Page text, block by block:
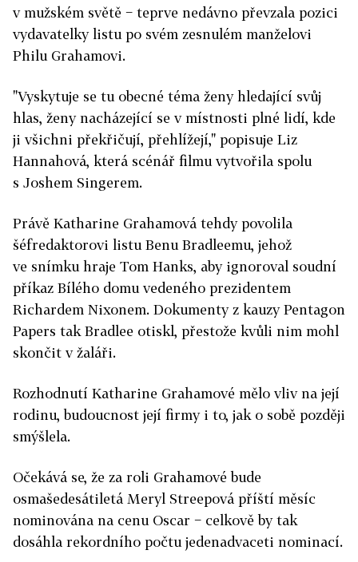
v mužském světě − teprve nedávno převzala pozici
vydavatelky listu po svém zesnulém manželovi
Philu Grahamovi.
"Vyskytuje se tu obecné téma ženy hledající svůj
hlas, ženy nacházející se v místnosti plné lidí, kde
ji všichni překřičují, přehlížejí," popisuje Liz
Hannahová, která scénář filmu vytvořila spolu
s Joshem Singerem.
Právě Katharine Grahamová tehdy povolila
šéfredaktorovi listu Benu Bradleemu, jehož
ve snímku hraje Tom Hanks, aby ignoroval soudní
příkaz Bílého domu vedeného prezidentem
Richardem Nixonem. Dokumenty z kauzy Pentagon
Papers tak Bradlee otiskl, přestože kvůli nim mohl
skončit v žaláři.
Rozhodnutí Katharine Grahamové mělo vliv na její
rodinu, budoucnost její firmy i to, jak o sobě později
smýšlela.
Očekává se, že za roli Grahamové bude
osmašedesátiletá Meryl Streepová příští měsíc
nominována na cenu Oscar − celkově by tak
dosáhla rekordního počtu jedenadvaceti nominací.